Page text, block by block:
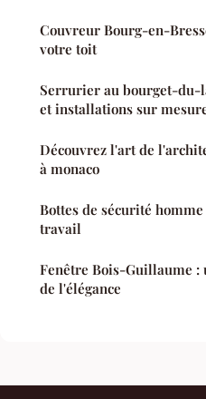
Couvreur Bourg-en-
votre toit
Serrurier au bourget-du-
et installations sur
Découvrez l'art de
à monaco
Bottes de sécurité
travail
Fenêtre Bois-Guillaume :
de l'élégance